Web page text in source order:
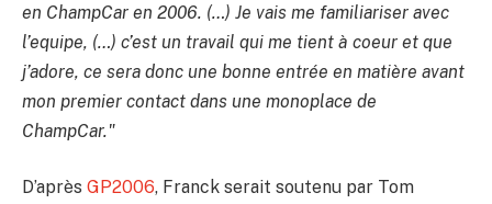
en ChampCar en 2006. (…) Je vais me familiariser avec
l’equipe, (…) c’est un travail qui me tient à coeur et que
j’adore, ce sera donc une bonne entrée en matière avant
mon premier contact dans une monoplace de
ChampCar."
D’après GP2006, Franck serait soutenu par Tom